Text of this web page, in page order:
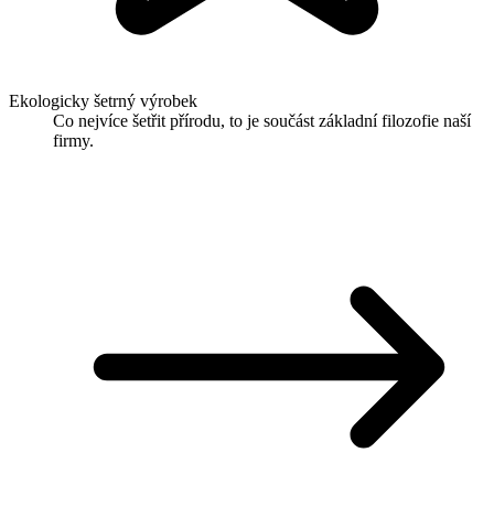
Ekologicky šetrný výrobek
Co nejvíce šetřit přírodu, to je součást základní filozofie naší
firmy.